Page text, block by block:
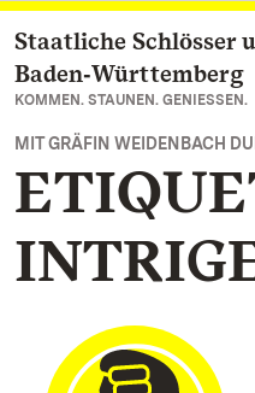
Zum Hauptinhalt
Staatliche Schlösser
Baden‑Württemberg
KOMMEN. STAUNEN. GENIESSEN.
MIT GRÄFIN WEIDENBACH